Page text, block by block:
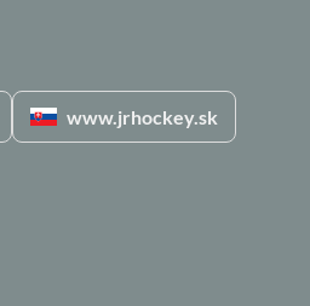
www.jrhockey.sk